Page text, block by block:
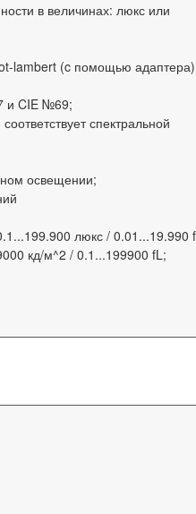
в величинах: люкс или
lambert (c помощью
и CIE №69;
спектральной
освещении;
люкс / 0.01...19.990
кд/м^2 / 0.1...199900 fL;